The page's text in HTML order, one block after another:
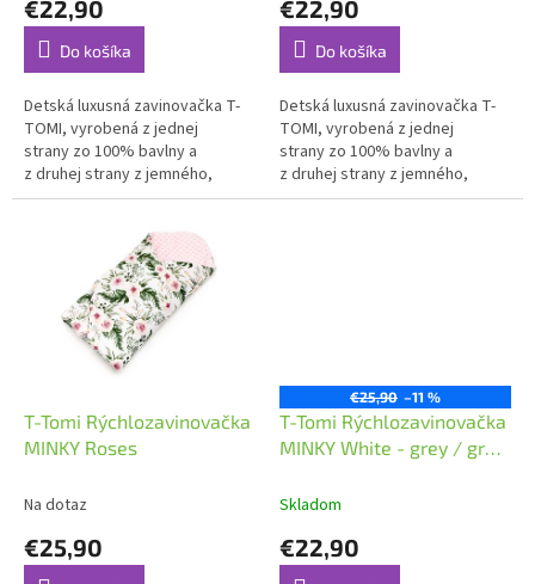
€22,90
Do košíka
Detská luxusná zavinovačka T-
TOMI, vyrobená z jednej
strany zo 100% bavlny a
z druhej strany z jemného,
hrejivého a luxusného materiálu
€22,90
Do košíka
Detská luxusná zavinovačka T-
TOMI, vyrobená z jednej
strany zo 100% bavlny a
z druhej strany z jemného,
hrejivého a luxusného materiálu
T-Tomi Rýchlozavinovačka
MINKY Roses
Na dotaz
€25,90
€25,90 –11 %
T-Tomi Rýchlozavinovačka
MINKY White - grey / grey
Skladom
€22,90